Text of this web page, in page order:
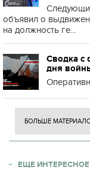
объявил о
на должность ге...
Сводка с
дня
БОЛЬШЕ
ЕЩЕ ИНТЕРЕСНОЕ